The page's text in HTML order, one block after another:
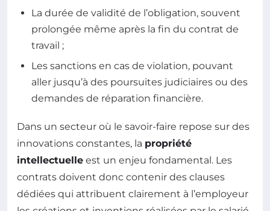
La durée de validité de l’obligation, souvent
prolongée même après la fin du contrat de
travail ;
Les sanctions en cas de violation, pouvant
aller jusqu’à des poursuites judiciaires ou des
demandes de réparation financière.
Dans un secteur où le savoir-faire repose sur des
innovations constantes, la propriété
intellectuelle est un enjeu fondamental. Les
contrats doivent donc contenir des clauses
dédiées qui attribuent clairement à l’employeur